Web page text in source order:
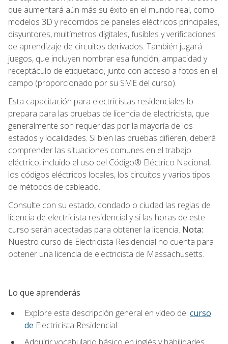
que aumentará aún más su éxito en el mundo real, como
modelos 3D y recorridos de paneles eléctricos principales,
disyuntores, multímetros digitales, fusibles y verificaciones
de aprendizaje de circuitos derivados. También jugará
juegos, que incluyen nombrar esa función, ampacidad y
receptáculo de etiquetado, junto con acceso a fotos en el
campo (proporcionado por su SME del curso).
Esta capacitación para electricistas residenciales lo
prepara para las pruebas de licencia de electricista, que
generalmente son requeridas por la mayoría de los
estados y localidades. Si bien las pruebas difieren, deberá
comprender las situaciones comunes en el trabajo
eléctrico, incluido el uso del Código® Eléctrico Nacional,
los códigos eléctricos locales, los circuitos y varios tipos
de métodos de cableado.
Consulte con su estado, condado o ciudad las reglas de
licencia de electricista residencial y si las horas de este
curso serán aceptadas para obtener la licencia. Nota:
Nuestro curso de Electricista Residencial no cuenta para
obtener una licencia de electricista de Massachusetts.
Lo que aprenderás
Explore esta descripción general en video del curso
de Electricista Residencial
Adquirir vocabulario básico en inglés y habilidades